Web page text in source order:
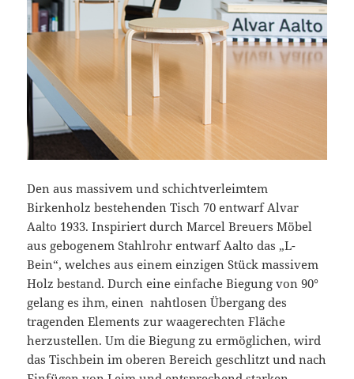
Den aus massivem und schichtverleimtem
Birkenholz bestehenden Tisch 70 entwarf Alvar
Aalto 1933. Inspiriert durch Marcel Breuers Möbel
aus gebogenem Stahlrohr entwarf Aalto das „L-
Bein“, welches aus einem einzigen Stück massivem
Holz bestand. Durch eine einfache Biegung von 90°
gelang es ihm, einen nahtlosen Übergang des
tragenden Elements zur waagerechten Fläche
herzustellen. Um die Biegung zu ermöglichen, wird
das Tischbein im oberen Bereich geschlitzt und nach